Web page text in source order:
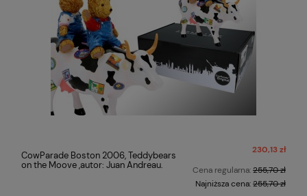
CowParade Boston 2006, Teddybears
on the Moove ,autor: Juan Andreau.
230,13 zł
Cena regularna:255,70 zł
Najniższa cena:255,70 zł